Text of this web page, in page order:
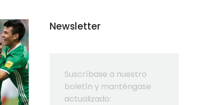
Newsletter
Suscríbase a nuestro
boletín y manténgase
actualizado: